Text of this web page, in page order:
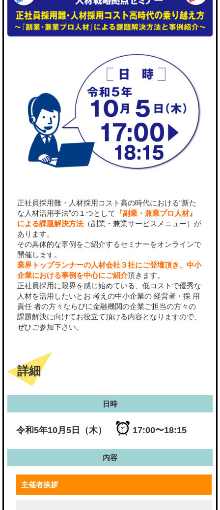
正社員採用難・人材採用コスト高の時代における“新た
な人材活用手法”の１つとして
『副業・兼業プロ人材』
による課題解決方法（副業・兼業サービスメニュー）が
あります。
その具体的な事例をご紹介するセミナーをオンラインで
開催します。
業界トップランナーの人材会社３社にご登壇頂き、中小
企業における事例を中心にご紹介頂きます。
正社員採用に限界を感じ始めている、低コストで優秀な
人材を活用したいとお 考えの中小企業の 経営者・採 用
責任 者の方々ならびに金融機関の企業ご担当の方々の
課題解決に向けてお役立て頂ける内容となりますので、
ぜひご参加下さい。
詳細
日時
令和5年10月5日（木） 17:00〜18:15
内容
主催者挨拶